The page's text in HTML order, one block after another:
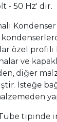
- 50 Hz' dir.
özel profili
ve
diğer
İsteğe
Tube tipinde